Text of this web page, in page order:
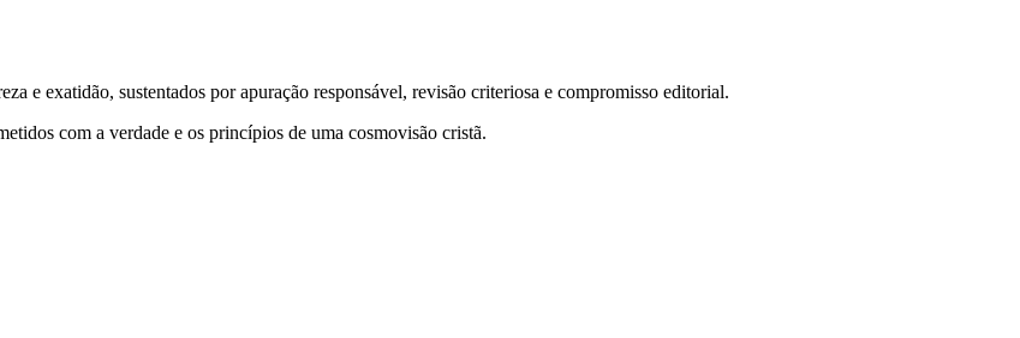
e exatidão, sustentados por apuração responsável, revisão criteriosa e compromisso editorial.
com a verdade e os princípios de uma cosmovisão cristã.